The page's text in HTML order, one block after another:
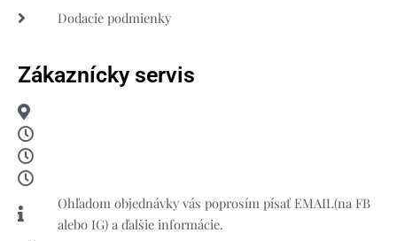
Dodacie podmienky
Zákaznícky servis
Ohľadom objednávky vás poprosím písať EMAIL(na FB
alebo IG) a ďalšie informácie.